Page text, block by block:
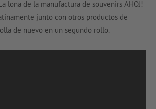
lona de la manufactura de souvenirs AHOJ!
junto con otros productos de
de nuevo en un segundo rollo.